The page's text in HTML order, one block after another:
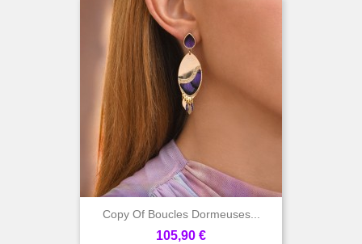
Copy Of Boucles Dormeuses...
Prix
105,90 €